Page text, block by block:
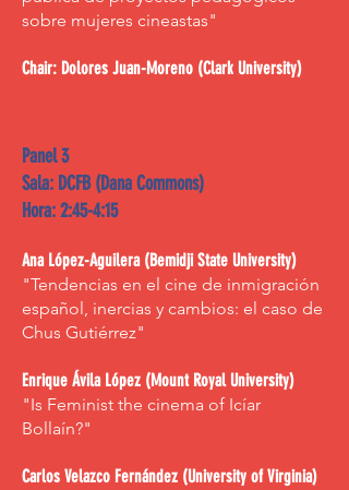
sobre mujeres cineastas"
Chair: Dolores Juan-Moreno (Clark University)
Panel 3
Sala: DCFB (Dana Commons)
Hora: 2:45-4:15
Ana López-Aguilera (Bemidji State University)
"Tendencias en el cine de inmigración
español, inercias y cambios: el caso de
Chus Gutiérrez"
Enrique Ávila López (Mount Royal University)
"Is Feminist the cinema of Icíar
Bollaín?"
Carlos Velazco Fernández (University of Virginia)